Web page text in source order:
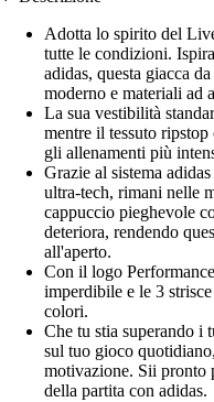
Adotta lo spirito del
tutte le condizioni.
adidas, questa giacca
moderno e materiali ad
La sua vestibilità
mentre il tessuto
gli allenamenti più
Grazie al sistema
ultra-tech, rimani nelle
cappuccio pieghevole
deteriora, rendendo
all'aperto.
Con il logo
imperdibile e le 3
colori.
Che tu stia superando i
sul tuo gioco
motivazione. Sii pronto
della partita con adidas.